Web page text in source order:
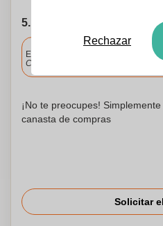
5. Elija su fecha de envío
Entrega estándar
Cargue y apruebe sus archivos
¡No te preocupes!
canasta de compras
Solicitar
Rechazar